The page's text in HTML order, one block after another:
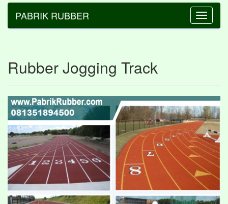
Toggle
PABRIK RUBBER
Rubber Jogging Track